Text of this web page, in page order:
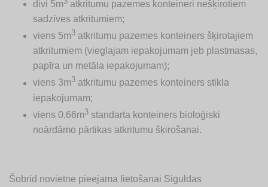
divi 5m
atkritumu pazemes konteineri nešķirotiem
sadzīves atkritumiem;
viens 5m3 atkritumu pazemes konteiners šķirotajiem
atkritumiem (vieglajam iepakojumam jeb plastmasas,
papīra un metāla iepakojumam);
viens 3m3 atkritumu pazemes konteiners stikla
iepakojumam;
viens 0,66m3 standarta konteiners bioloģiski
noārdāmo pārtikas atkritumu šķirošanai.
Šobrīd novietne pieejama lietošanai Siguldas